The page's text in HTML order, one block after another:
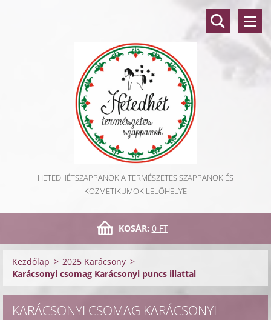
HETEDHÉTSZAPPANOK A TERMÉSZETES SZAPPANOK ÉS
KOZMETIKUMOK LELŐHELYE
KOSÁR: 0 FT
Kezdőlap > 2025 Karácsony >
Karácsonyi csomag Karácsonyi puncs illattal
KARÁCSONYI CSOMAG KARÁCSONYI